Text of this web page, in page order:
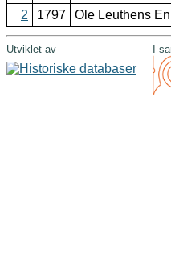
2
1797 Ole Leuthens
Utviklet av I